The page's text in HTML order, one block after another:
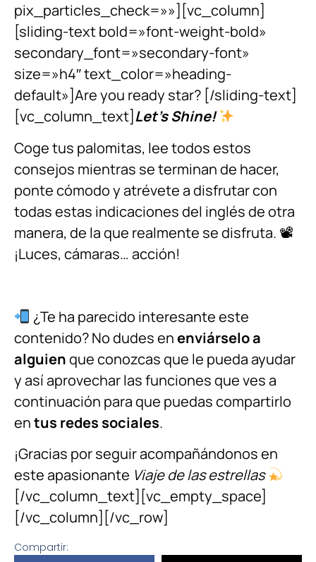
pix_particles_check=»»][vc_column]
[sliding-text bold=»font-weight-bold»
secondary_font=»secondary-font»
size=»h4″ text_color=»heading-
default»]Are you ready star? [/sliding-text]
[vc_column_text]Let’s Shine!
Coge tus palomitas, lee todos estos
consejos mientras se terminan de hacer,
ponte cómodo y atrévete a disfrutar con
todas estas indicaciones del inglés de otra
manera, de la que realmente se disfruta. 📽
¡Luces, cámaras… acción!
¿Te ha parecido interesante este
contenido? No dudes enenviárselo a
alguienque conozcas que le pueda ayudar
y así aprovechar las funciones que ves a
continuación para que puedas compartirlo
entus redes sociales.
¡Gracias por seguir acompañándonos en
este apasionante Viaje de las estrellas
[/vc_column_text][vc_empty_space]
[/vc_column][/vc_row]
Compartir: